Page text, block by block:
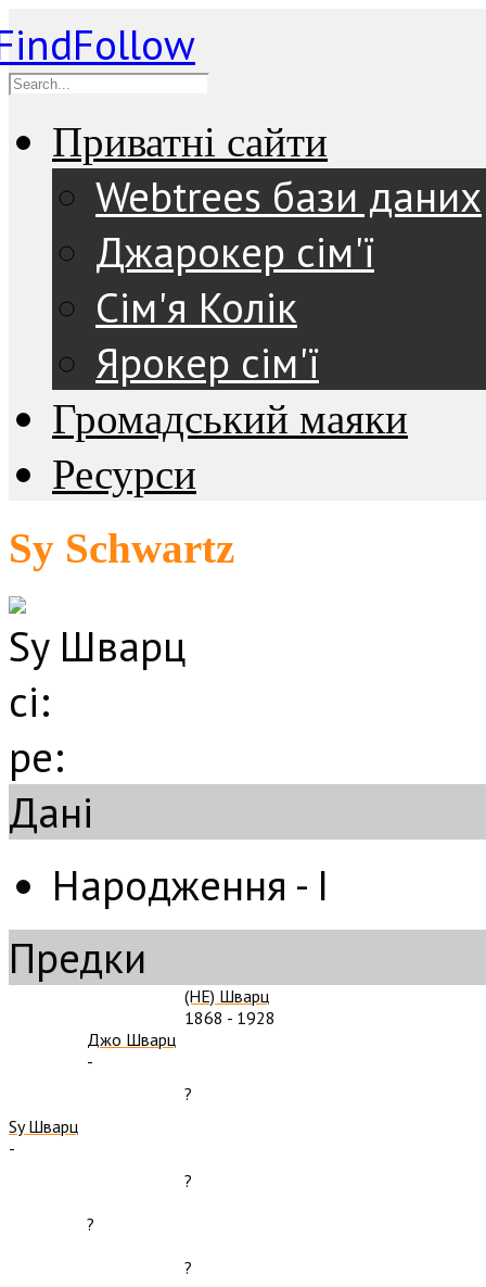
Приватні сайти
Webtrees бази даних
Джарокер сім'ї
Сім'я Колік
Ярокер сім'ї
Громадський маяки
Ресурси
Sy Schwartz
Sy Шварц
сі:
ре:
Дані
Народження - І
Предки
(HE) Шварц
1868 - 1928
Джо Шварц
-
?
Sy Шварц
-
?
?
?